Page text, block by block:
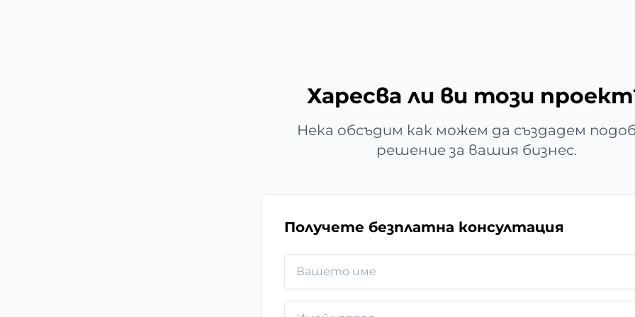
Харесва ли ви този
Нека обсъдим как можем да създадем
решение за вашия бизнес.
Получете безплатна консултация